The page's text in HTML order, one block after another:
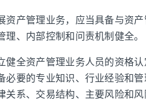
资产管理业务，应当具备与资
理、内部控制和问责机制健全。
健全资产管理业务人员的资格
必要的专业知识、行业经验和
关系、交易结构、主要风险和